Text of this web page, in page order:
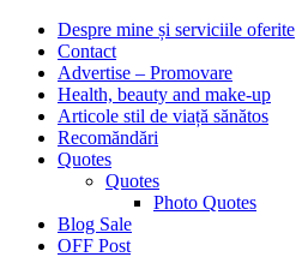
Despre mine și serviciile oferite
Contact
Advertise – Promovare
Health, beauty and make-up
Articole stil de viață sănătos
Recomăndări
Quotes
Quotes
Photo Quotes
Blog Sale
OFF Post